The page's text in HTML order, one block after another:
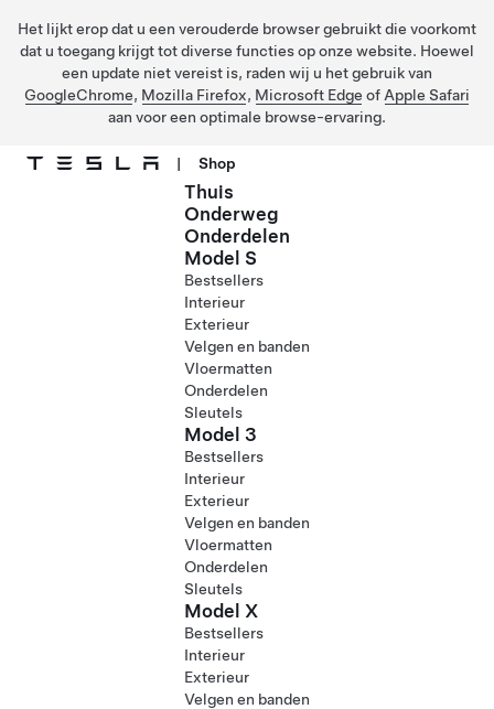
Het lijkt erop dat u een verouderde browser gebruikt die voorkomt
dat u toegang krijgt tot diverse functies op onze website. Hoewel
een update niet vereist is, raden wij u het gebruik van
GoogleChrome, Mozilla Firefox, Microsoft Edge of Apple Safari
aan voor een optimale browse-ervaring.
| Shop
Thuis
Onderweg
Onderdelen
Model S
Bestsellers
Interieur
Exterieur
Velgen en banden
Vloermatten
Onderdelen
Sleutels
Model 3
Bestsellers
Interieur
Exterieur
Velgen en banden
Vloermatten
Onderdelen
Sleutels
Model X
Bestsellers
Interieur
Exterieur
Velgen en banden